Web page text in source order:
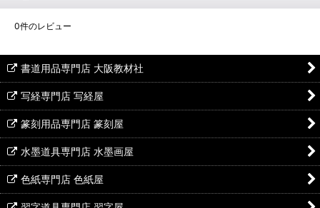
0件のレビュー
書道用品専門店 大阪教材社
写経専門店 写経屋
篆刻用品専門店 篆刻屋
水墨道具専門店 水墨画屋
色紙専門店 色紙屋